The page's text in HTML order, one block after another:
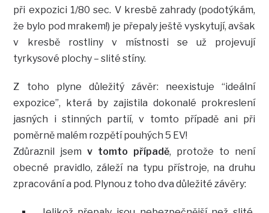
při expozici 1/80 sec. V kresbě zahrady (podotýkám,
že bylo pod mrakem!) je přepaly ještě vyskytují, avšak
v kresbě rostliny v místnosti se už projevují
tyrkysové plochy – slité stíny.
Z toho plyne důležitý závěr: neexistuje “ideální
expozice”, která by zajistila dokonalé prokreslení
jasných i stinných partií, v tomto případě ani při
poměrně malém rozpětí pouhých 5 EV!
Zdůraznil jsemv tomto případě, protože to není
obecné pravidlo, záleží na typu přístroje, na druhu
zpracování a pod. Plynou z toho dva důležité závěry: